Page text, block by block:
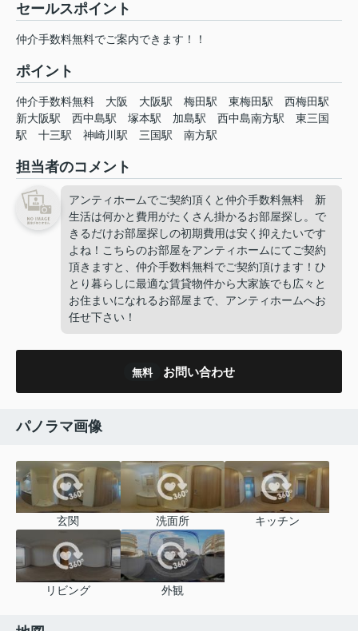
セールスポイント
仲介手数料無料でご案内できます！！
ポイント
仲介手数料無料 大阪 大阪駅 梅田駅 東梅田駅
西梅田駅
新大阪駅
西中島駅 塚本駅 加島駅 西中島南方駅
東三国
駅
十三駅 神崎川駅 三国駅 南方駅
担当者のコメント
アンティホームでご契約頂くと仲介手数料無料 新
生活は何かと費用がたくさん掛かるお部屋探し。で
きるだけお部屋探しの初期費用は安く抑えたいです
よね！こちらのお部屋をアンティホームにてご契約
頂きますと、仲介手数料無料でご契約頂けます！ひ
とり暮らしに最適な賃貸物件から大家族でも広々と
お住まいになれるお部屋まで、アンティホームへお
任せ下さい！
無料 お問い合わせ
パノラマ画像
玄関 洗面所 キッチン
リビング 外観